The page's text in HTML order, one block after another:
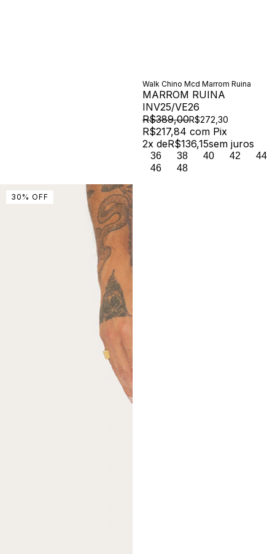
Walk Chino Mcd Marrom Ruina
MARROM RUINA
INV25/VE26
R$389,00R$272,30
R$217,84 com Pix
2x deR$136,15sem juros
36 38 40 42
44
46
48
30 % OFF